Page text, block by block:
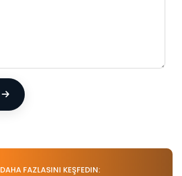
DAHA FAZLASINI KEŞFEDIN: